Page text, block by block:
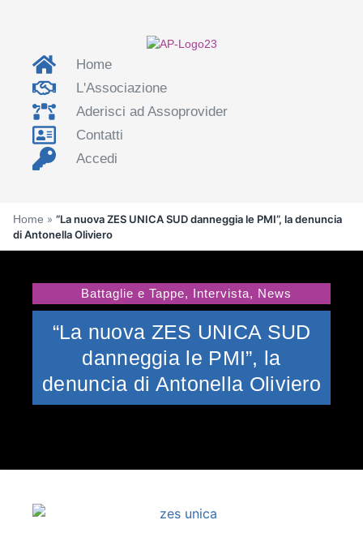
Home
L'Associazione
Aderisci ad Assoprovider
Contatti
Accedi
Home » “La nuova ZES UNICA SUD danneggia le PMI”, la denuncia
di Antonella Oliviero
Battaglie e Tappe, Intervista, News
“La nuova ZES UNICA SUD
danneggia le PMI”, la
denuncia di Antonella Oliviero